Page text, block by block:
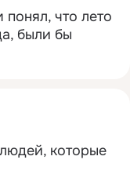
что лето
были бы
которые